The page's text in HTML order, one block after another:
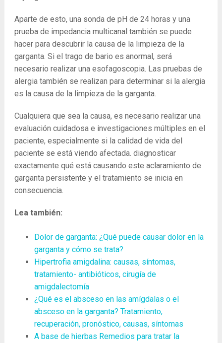
Aparte de esto, una sonda de pH de 24 horas y una
prueba de impedancia multicanal también se puede
hacer para descubrir la causa de la limpieza de la
garganta. Si el trago de bario es anormal, será
necesario realizar una esofagoscopia. Las pruebas de
alergia también se realizan para determinar si la alergia
es la causa de la limpieza de la garganta.
Cualquiera que sea la causa, es necesario realizar una
evaluación cuidadosa e investigaciones múltiples en el
paciente, especialmente si la calidad de vida del
paciente se está viendo afectada. diagnosticar
exactamente qué está causando este aclaramiento de
garganta persistente y el tratamiento se inicia en
consecuencia.
Lea también:
Dolor de garganta: ¿Qué puede causar dolor en la
garganta y cómo se trata?
Hipertrofia amigdalina: causas, síntomas,
tratamiento- antibióticos, cirugía de
amigdalectomía
¿Qué es el absceso en las amígdalas o el
absceso en la garganta? Tratamiento,
recuperación, pronóstico, causas, síntomas
A base de hierbas Remedios para tratar la